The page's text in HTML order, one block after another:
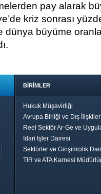
pay alarak
kriz sonrası
dünya büyüme
BİRİMLER
Hukuk Müşavirliği
Avrupa Birliği ve Dış
Reel Sektör Ar-Ge ve
İdari İşler Dairesi
Sektörler ve Girişimcilik
TIR ve ATA Karnesi